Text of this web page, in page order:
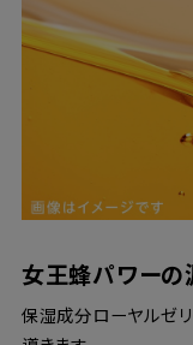
女王蜂パワーの
保湿成分ローヤルゼ